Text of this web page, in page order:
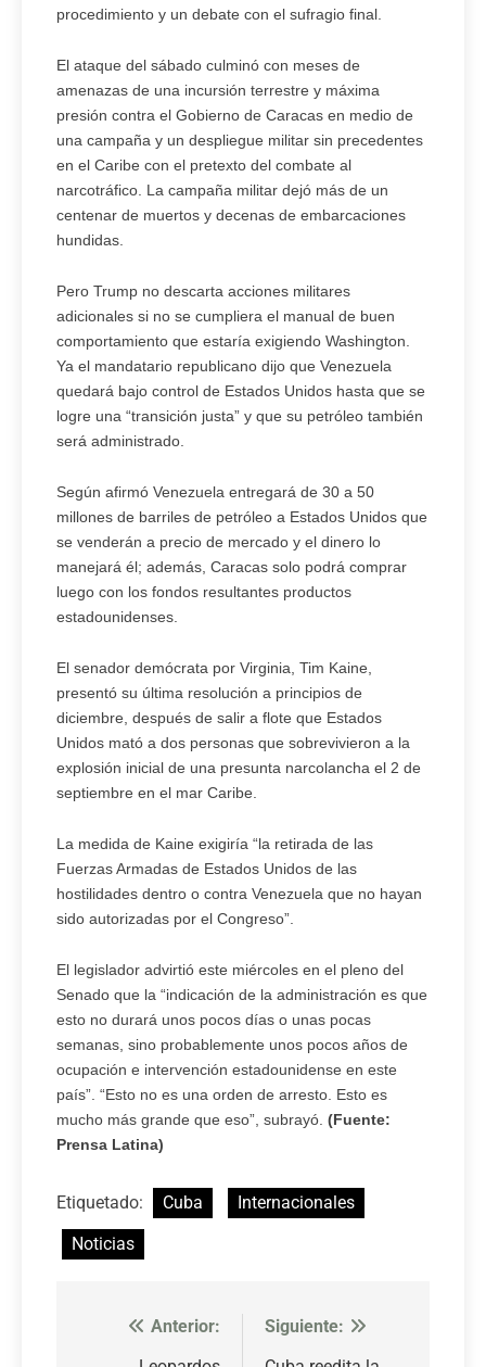
procedimiento y un debate con el sufragio final.
El ataque del sábado culminó con meses de
amenazas de una incursión terrestre y máxima
presión contra el Gobierno de Caracas en medio de
una campaña y un despliegue militar sin precedentes
en el Caribe con el pretexto del combate al
narcotráfico. La campaña militar dejó más de un
centenar de muertos y decenas de embarcaciones
hundidas.
Pero Trump no descarta acciones militares
adicionales si no se cumpliera el manual de buen
comportamiento que estaría exigiendo Washington.
Ya el mandatario republicano dijo que Venezuela
quedará bajo control de Estados Unidos hasta que se
logre una “transición justa” y que su petróleo también
será administrado.
Según afirmó Venezuela entregará de 30 a 50
millones de barriles de petróleo a Estados Unidos que
se venderán a precio de mercado y el dinero lo
manejará él; además, Caracas solo podrá comprar
luego con los fondos resultantes productos
estadounidenses.
El senador demócrata por Virginia, Tim Kaine,
presentó su última resolución a principios de
diciembre, después de salir a flote que Estados
Unidos mató a dos personas que sobrevivieron a la
explosión inicial de una presunta narcolancha el 2 de
septiembre en el mar Caribe.
La medida de Kaine exigiría “la retirada de las
Fuerzas Armadas de Estados Unidos de las
hostilidades dentro o contra Venezuela que no hayan
sido autorizadas por el Congreso”.
El legislador advirtió este miércoles en el pleno del
Senado que la “indicación de la administración es que
esto no durará unos pocos días o unas pocas
semanas, sino probablemente unos pocos años de
ocupación e intervención estadounidense en este
país”. “Esto no es una orden de arresto. Esto es
mucho más grande que eso”, subrayó. (Fuente:
Prensa Latina)
Etiquetado: Cuba
Internacionales
Noticias
Navegación
Anterior:
Siguiente: